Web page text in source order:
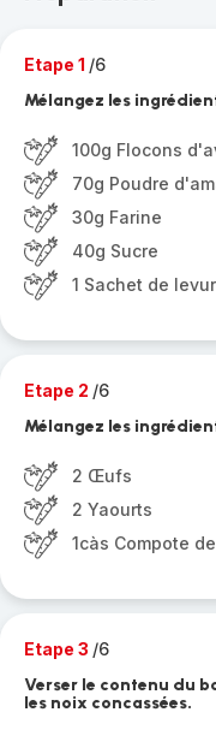
Etape 1 /6
Mélangez les
100g Flocons
70g Poudre
30g Farine
40g Sucre
1 Sachet de
Etape 2 /6
Mélangez les
2 Œufs
2 Yaourts
1càs Compote
Etape 3 /6
Verser le contenu du
les noix concassées.